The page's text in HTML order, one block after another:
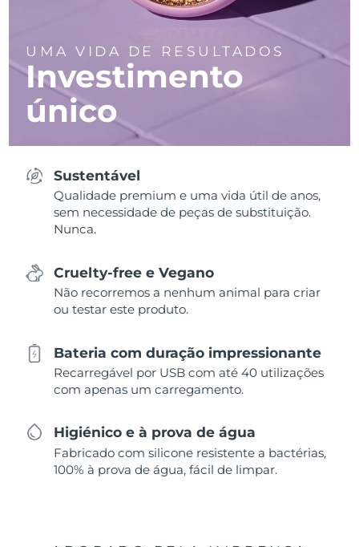
UMA VIDA DE RESULTADOS
Investimento
único
Sustentável
Qualidade premium e uma vida útil de anos,
sem necessidade de peças de substituição.
Nunca.
Cruelty-free e Vegano
Não recorremos a nenhum animal para criar
ou testar este produto.
Bateria com duração impressionante
Recarregável por USB com até 40 utilizações
com apenas um carregamento.
Higiénico e à prova de água
Fabricado com silicone resistente a bactérias,
100% à prova de água, fácil de limpar.